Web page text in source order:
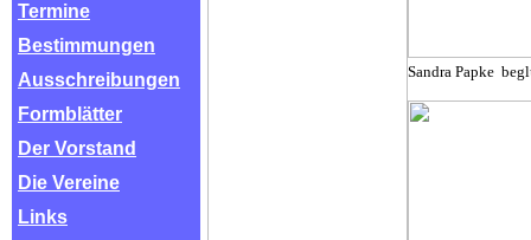
Termine
Bestimmungen
Ausschreibungen
Formblätter
Der Vorstand
Die Vereine
Links
Sandra Papke